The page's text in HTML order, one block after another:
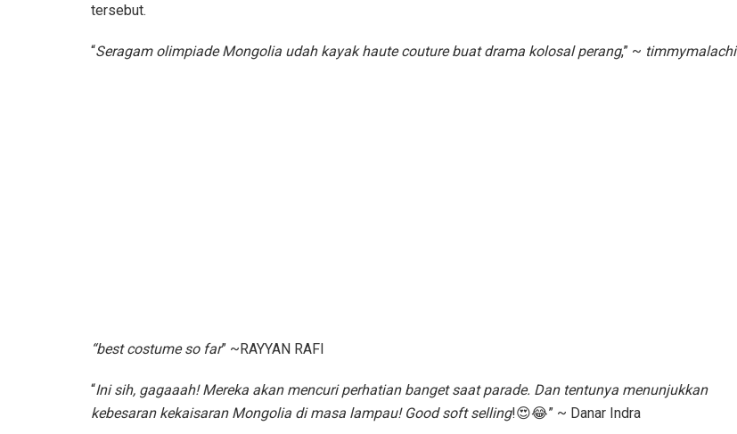
tersebut.
“Seragam olimpiade Mongolia udah kayak haute couture buat drama kolosal perang,” ~ timmymalachi
“best costume so far” ~RAYYAN RAFI
“Ini sih, gagaaah! Mereka akan mencuri perhatian banget saat parade. Dan tentunya menunjukkan
kebesaran kekaisaran Mongolia di masa lampau! Good soft selling!😍😂” ~ Danar Indra